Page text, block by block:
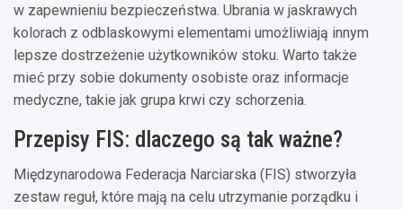
w zapewnieniu bezpieczeństwa. Ubrania w jaskrawych
kolorach z odblaskowymi elementami umożliwiają innym
lepsze dostrzeżenie użytkowników stoku. Warto także
mieć przy sobie dokumenty osobiste oraz informacje
medyczne, takie jak grupa krwi czy schorzenia.
Przepisy FIS: dlaczego są tak ważne?
Międzynarodowa Federacja Narciarska (FIS) stworzyła
zestaw reguł, które mają na celu utrzymanie porządku i